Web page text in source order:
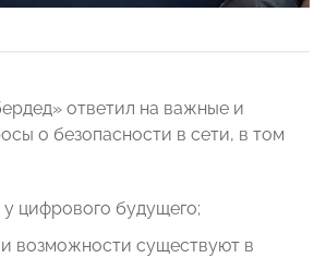
ответил на важные и
о безопасности в сети, в том
у цифрового будущего;
и возможности существуют в